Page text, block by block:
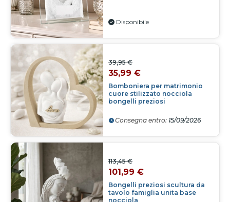
Disponibile
Bomboniera per matrimonio
cuore stilizzato nocciola
bongelli preziosi
39,95 €
35,99 €
Consegna entro: 15/09/2026
Bongelli preziosi scultura da
tavolo famiglia unita base
nocciola
113,45 €
101,99 €